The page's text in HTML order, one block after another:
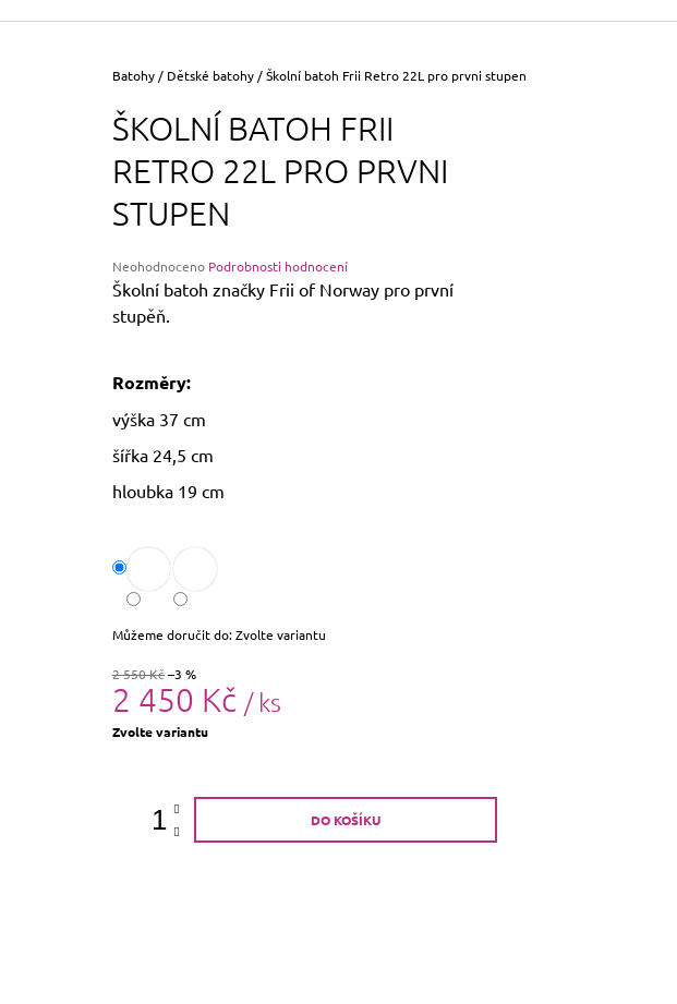
Domů
Batohy / Dětské batohy /Školní batoh Frii Retro 22L pro prvni stupen
ŠKOLNÍ BATOH FRII
RETRO 22L PRO PRVNI
STUPEN
Průměrné
hodnocení
je
5
Neohodnoceno Podrobnosti hodnocení
Školní batoh značky Frii of Norway pro první
stupěň.
Rozměry:
výška 37 cm
šířka 24,5 cm
hloubka 19 cm
Můžeme doručit do:Zvolte variantu
2 550 Kč–3 %
2 450 Kč / ks
Měrná
Zvolte variantu
DO KOŠÍKU